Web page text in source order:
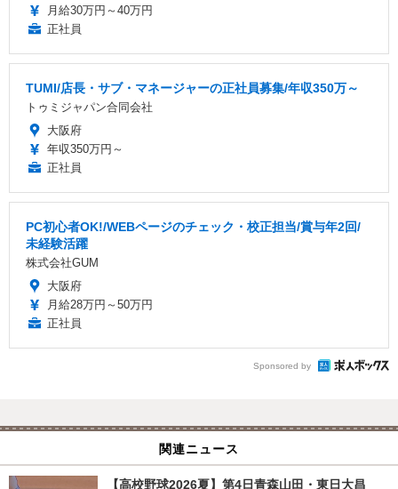
月給30万円～40万円
正社員
TUMI/店長・サブ・マネージャーの正社員募集/年収350万～
トゥミジャパン合同会社
大阪府
年収350万円～
正社員
PC初心者OK!/WEBページのチェック・校正担当/賞与年2回/
未経験活躍
株式会社GUM
大阪府
月給28万円～50万円
正社員
Sponsored by
関連ニュース
【高校野球2026夏】第4日青森山田・東日大昌